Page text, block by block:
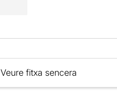
Veure fitxa sencera